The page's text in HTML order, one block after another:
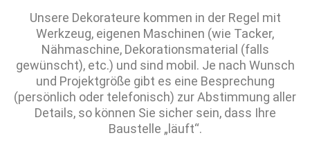
Unsere Dekorateure kommen in der Regel mit
Werkzeug, eigenen Maschinen (wie Tacker,
Nähmaschine, Dekorationsmaterial (falls
gewünscht), etc.) und sind mobil. Je nach Wunsch
und Projektgröße gibt es eine Besprechung
(persönlich oder telefonisch) zur Abstimmung aller
Details, so können Sie sicher sein, dass Ihre
Baustelle „läuft“.